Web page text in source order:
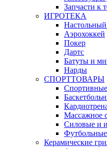
Запчасти к
ИГРОТЕКА
Аэрохоккей
Покер
Дартс
Батуты и
Нарды
СПОРТТОВАРЫ
Массажное
Силовые и
Керамические